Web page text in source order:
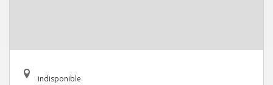
indisponible